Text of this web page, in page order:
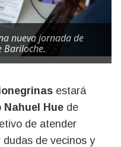
nueva jornada de
Bariloche.
estará
Nahuel Hue de
de atender
de vecinos y